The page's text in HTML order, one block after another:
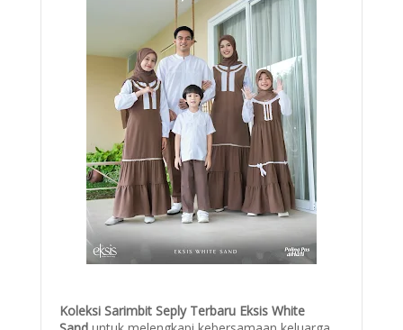
Koleksi Sarimbit Seply Terbaru Eksis White